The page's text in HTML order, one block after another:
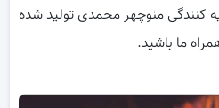
کنندگی منوچهر محمدی تولید شده
ما باشید.